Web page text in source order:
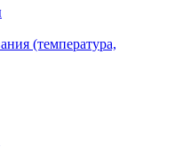
(температура,